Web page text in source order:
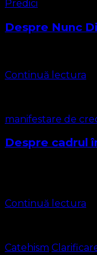
Predici
Despre Nunc
Continuă lectura
manifestare de
Despre cadrul
Continuă lectura
Catehism